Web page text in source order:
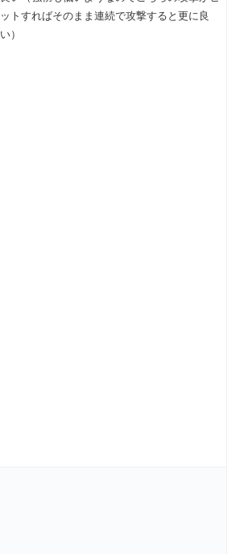
ットすればそのまま連続で攻撃すると更に良
い）